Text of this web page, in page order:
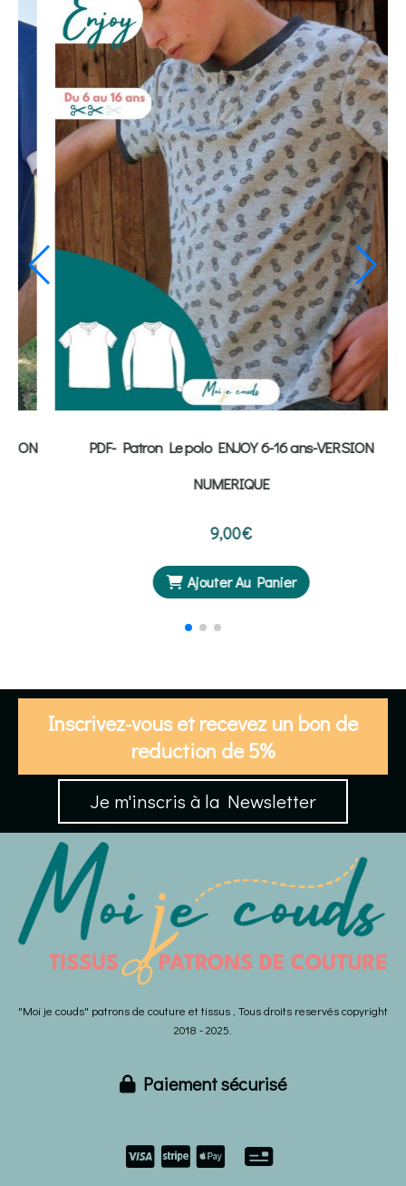
PDF-Patron Le Polo Enjoy Homme du 38 au 50 - VERSION
NUMERIQUE
9,00€
Ajouter Au Panier
Inscrivez-vous et recevez un bon de
reduction de 5%
Je m'inscris à la Newsletter
"Moi je couds" patrons de couture et tissus , Tous droits reservés copyright
2018 - 2025.
 Paiement sécurisé
 